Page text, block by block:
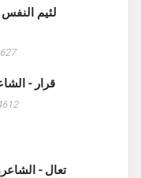
لئيم النفس
قرار -
تعال -